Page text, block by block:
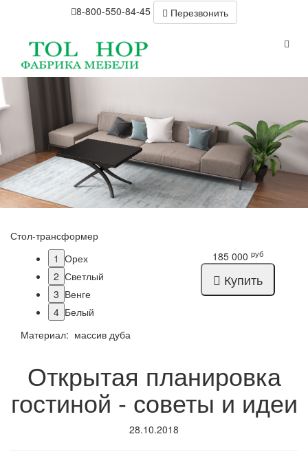
8-800-550-84-45 Перезвонить
Стол-трансформер
1 Орех
2 Светлый
3 Венге
4 Белый
Материал: массив дуба
185 000 руб
Купить
Открытая планировка
гостиной - советы и идеи
28.10.2018